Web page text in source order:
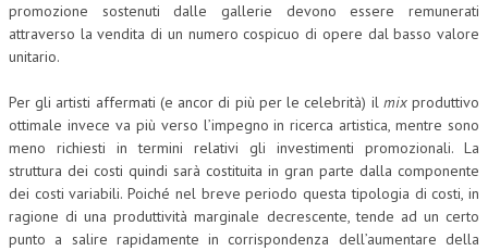
promozione sostenuti dalle gallerie devono essere remunerati
attraverso la vendita di un numero cospicuo di opere dal basso valore
unitario.
Per gli artisti affermati (e ancor di più per le celebrità) il mixproduttivo
ottimale invece va più verso l’impegno in ricerca artistica, mentre sono
meno richiesti in termini relativi gli investimenti promozionali. La
struttura dei costi quindi sarà costituita in gran parte dalla componente
dei costi variabili. Poiché nel breve periodo questa tipologia di costi, in
ragione di una produttività marginale decrescente, tende ad un certo
punto a salire rapidamente in corrispondenza dell’aumentare della